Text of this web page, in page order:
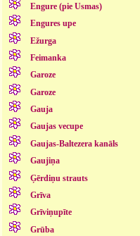
Engure (pie Usmas)
Engures upe
Ežurga
Feimanka
Garoze
Garoze
Gauja
Gaujas vecupe
Gaujas-Baltezera kanāls
Gaujiņa
Ģērdiņu strauts
Grīva
Grīviņupīte
Grūba